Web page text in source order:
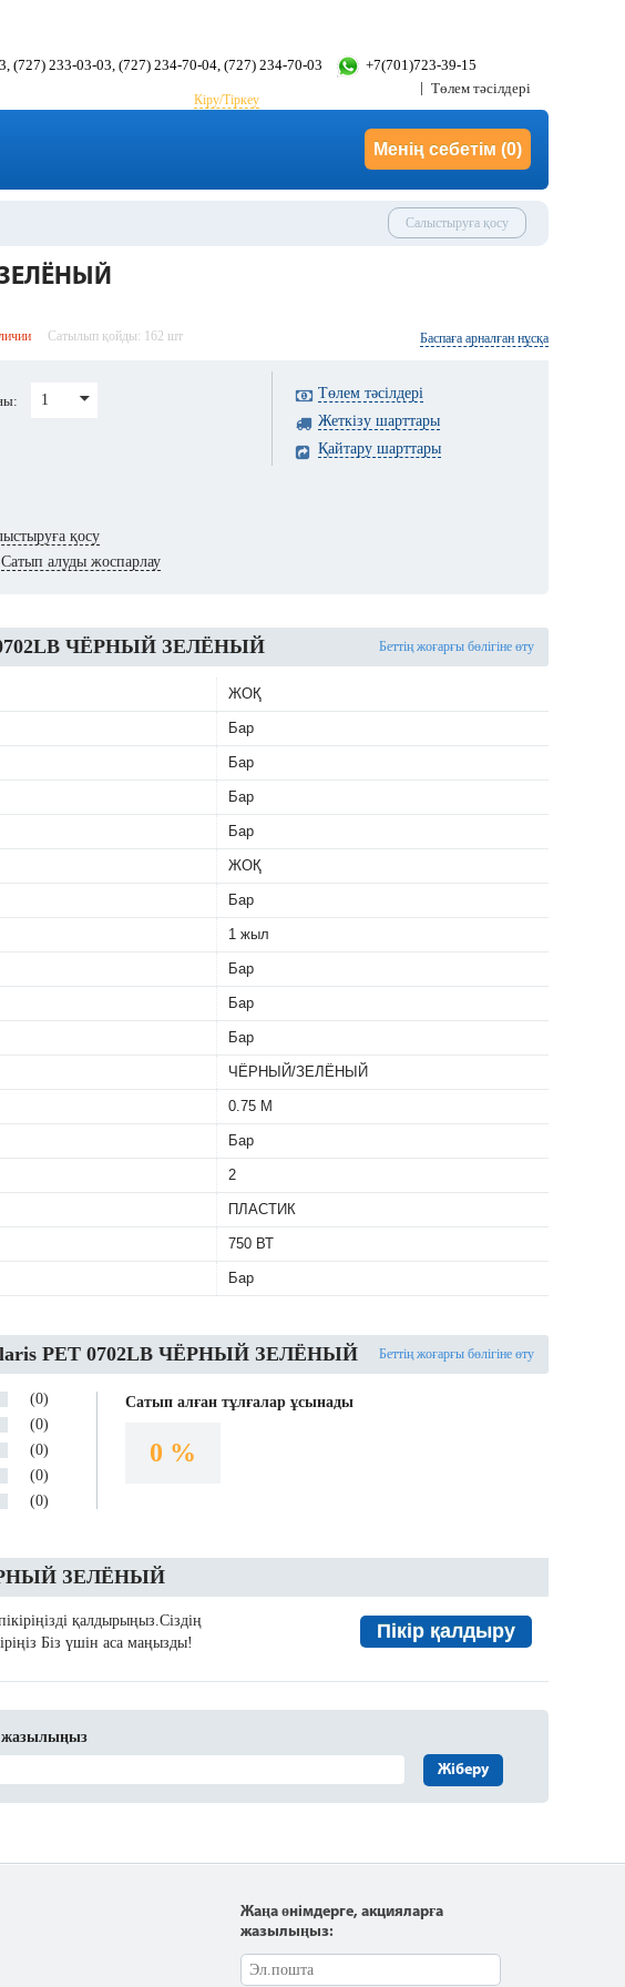
(727) 233-03-03, (727) 234-70-04, (727) 234-70-03 +7(701)723-39-15
Кіру/Тіркеу
Төлем тәсілдері
Менің себетім (0)
Салыстыруға қосу
ЗЕЛЁНЫЙ
Сатылып қойды: 162 шт Баспаға арналған нұсқа
1
қосу
Сатып алуды жоспарлау
Төлем тәсілдері
Жеткізу шарттары
Қайтару шарттары
ЧЁРНЫЙ ЗЕЛЁНЫЙ Беттің жоғарғы бөлігіне өту
ЖОҚ
Бар
Бар
Бар
Бар
ЖОҚ
Бар
1 жыл
Бар
Бар
Бар
ЧЁРНЫЙ/ЗЕЛЁНЫЙ
0.75 М
Бар
2
ПЛАСТИК
750 ВТ
Бар
PET 0702LB ЧЁРНЫЙ ЗЕЛЁНЫЙ Беттің жоғарғы бөлігіне өту
(0)
(0)
(0)
(0)
(0)
Сатып алған тұлғалар ұсынады
0 %
ЗЕЛЁНЫЙ
қалдырыңыз.Сіздің
Біз үшін аса маңызды!
Пікір қалдыру
жазылыңыз
Жіберу
Жаңа өнімдерге, акцияларға
жазылыңыз: